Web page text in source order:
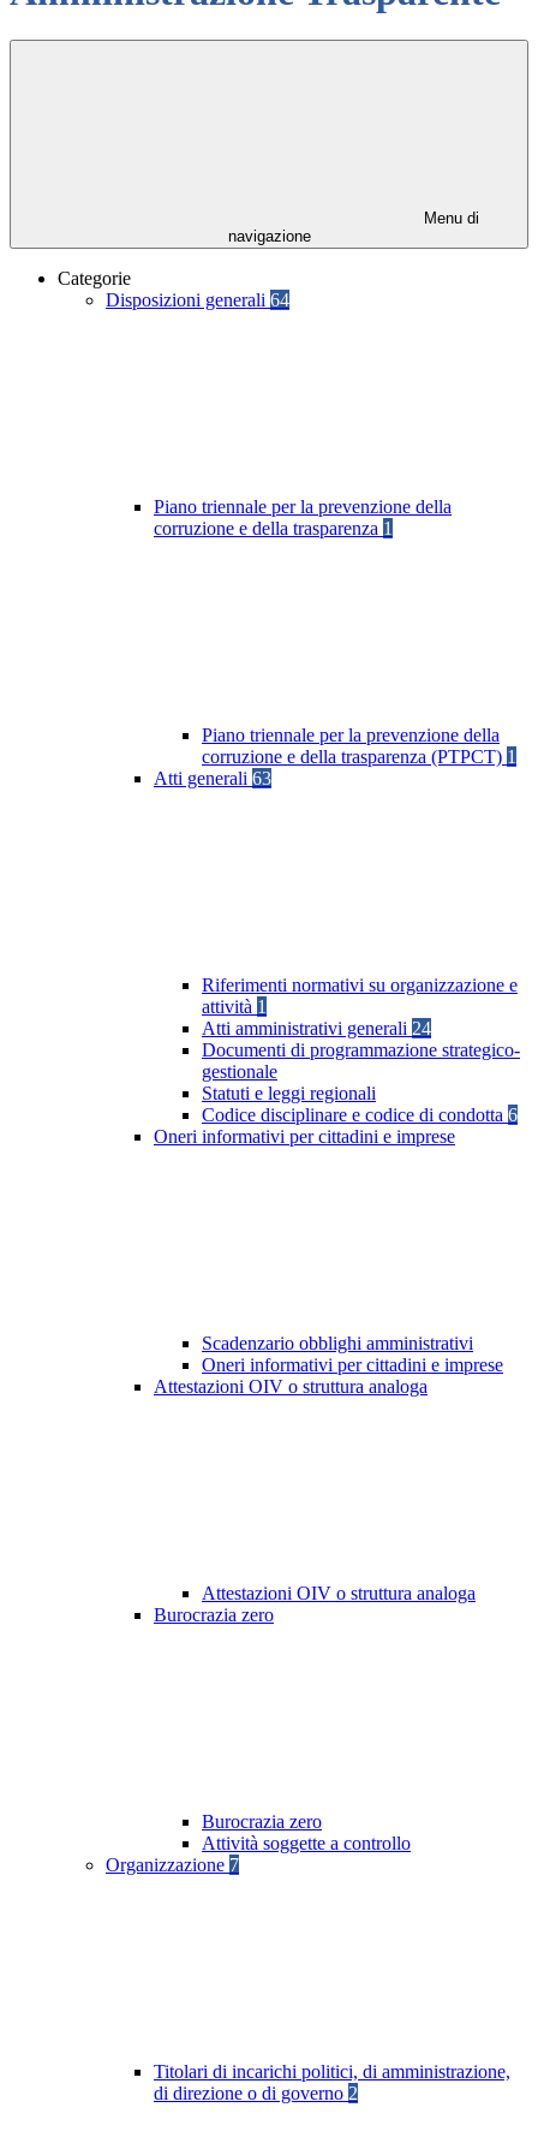
Menu di
navigazione
Categorie
Disposizioni generali 64
Piano triennale per la prevenzione della
corruzione e della trasparenza 1
Piano triennale per la prevenzione della
corruzione e della trasparenza (PTPCT) 1
Atti generali 63
Riferimenti normativi su organizzazione e
attività 1
Atti amministrativi generali 24
Documenti di programmazione strategico-
gestionale
Statuti e leggi regionali
Codice disciplinare e codice di condotta 6
Oneri informativi per cittadini e imprese
Scadenzario obblighi amministrativi
Oneri informativi per cittadini e imprese
Attestazioni OIV o struttura analoga
Attestazioni OIV o struttura analoga
Burocrazia zero
Burocrazia zero
Attività soggette a controllo
Organizzazione 7
Titolari di incarichi politici, di amministrazione,
di direzione o di governo 2